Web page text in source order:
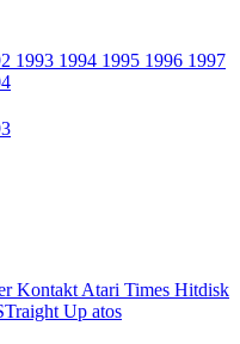
1993 1994 1995 1996 1997
Kontakt Atari Times Hitdisk
Up atos